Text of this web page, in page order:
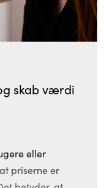
skab værdi
eller
priserne er